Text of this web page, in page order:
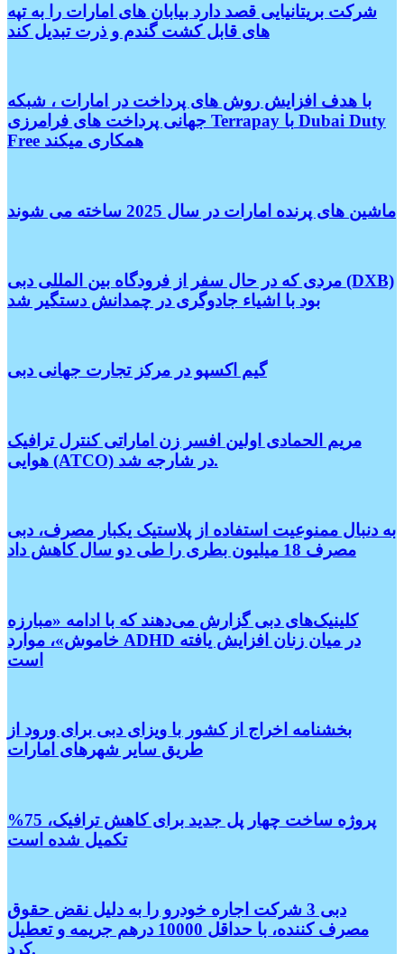
شرکت بریتانیایی قصد دارد بیابان های امارات را به تپه
های قابل کشت گندم و ذرت تبدیل کند
با هدف افزایش روش های پرداخت در امارات ، شبکه
جهانی پرداخت های فرامرزی Terrapay با Dubai Duty
Free همکاری میکند
ماشین های پرنده امارات در سال 2025 ساخته می شوند
مردی که در حال سفر از فرودگاه بین المللی دبی (DXB)
بود با اشیاء جادوگری در چمدانش دستگیر شد
گیم اکسپو در مرکز تجارت جهانی دبی
مریم الحمادی اولین افسر زن اماراتی کنترل ترافیک
هوایی (ATCO) در شارجه شد.
به دنبال ممنوعیت استفاده از پلاستیک یکبار مصرف، دبی
مصرف 18 میلیون بطری را طی دو سال کاهش داد
کلینیک‌های دبی گزارش می‌دهند که با ادامه «مبارزه
خاموش»، موارد ADHD در میان زنان افزایش یافته
است
بخشنامه اخراج از کشور با ویزای دبی برای ورود از
طریق سایر شهر‌های امارات
پروژه ساخت چهار پل جدید برای کاهش ترافیک، 75%
تکمیل شده است
دبی 3 شرکت اجاره خودرو را به دلیل نقض حقوق
مصرف کننده، با حداقل 10000 درهم جریمه و تعطیل
کرد.